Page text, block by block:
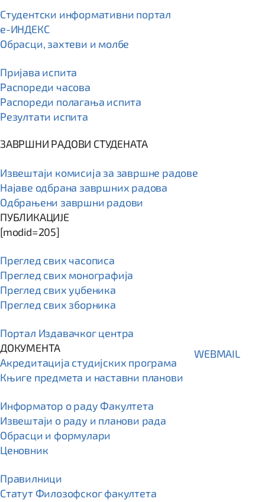
Студентски информативни портал
e-ИНДЕКС
Обрасци, захтеви и молбе
Пријава испита
Распореди часова
Распореди полагања испита
Резултати испита
ЗАВРШНИ РАДОВИ СТУДЕНАТА
Извештаји комисија за завршне радове
Најаве одбрана завршних радова
Одбрањени завршни радови
ПУБЛИКАЦИЈЕ
[modid=205]
Преглед свих часописа
Преглед свих монографија
Преглед свих уџбеника
Преглед свих зборника
Портал Издавачког центра
ДОКУМЕНТА
Акредитација студијских програма
Књиге предмета и наставни планови
Информатор о раду Факултета
Извештаји о раду и планови рада
Обрасци и формулари
Ценовник
Правилници
Статут Филозофског факултета
WEBMAIL